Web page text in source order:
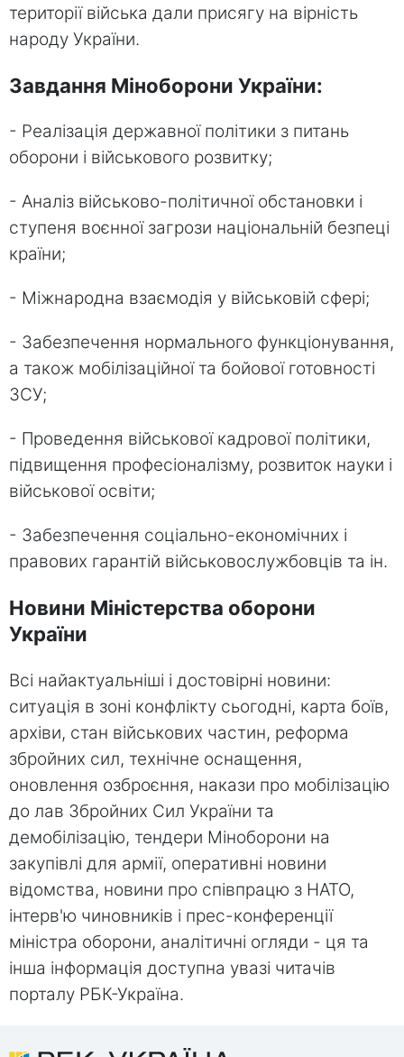
території війська дали присягу на вірність
народу України.
Завдання Міноборони України:
- Реалізація державної політики з питань
оборони і військового розвитку;
- Аналіз військово-політичної обстановки і
ступеня воєнної загрози національній безпеці
країни;
- Міжнародна взаємодія у військовій сфері;
- Забезпечення нормального функціонування,
а також мобілізаційної та бойової готовності
ЗСУ;
- Проведення військової кадрової політики,
підвищення професіоналізму, розвиток науки і
військової освіти;
- Забезпечення соціально-економічних і
правових гарантій військовослужбовців та ін.
Новини Міністерства оборони
України
Всі найактуальніші і достовірні новини:
ситуація в зоні конфлікту сьогодні, карта боїв,
архіви, стан військових частин, реформа
збройних сил, технічне оснащення,
оновлення озброєння, накази про мобілізацію
до лав Збройних Сил України та
демобілізацію, тендери Міноборони на
закупівлі для армії, оперативні новини
відомства, новини про співпрацю з НАТО,
інтерв'ю чиновників і прес-конференції
міністра оборони, аналітичні огляди - ця та
інша інформація доступна увазі читачів
порталу РБК-Україна.